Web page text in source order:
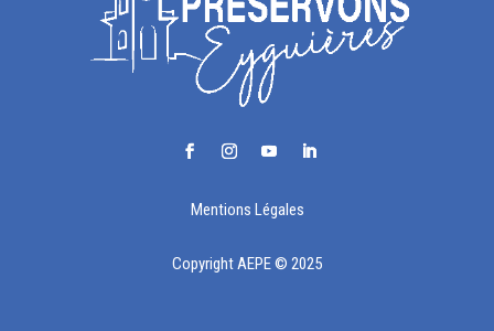
Mentions Légales
Copyright AEPE © 2025